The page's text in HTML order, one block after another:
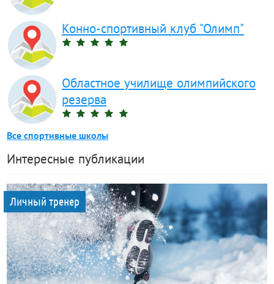
Конно-спортивный клуб "Олимп"
Областное училище олимпийского
резерва
Все спортивные школы
Интересные публикации
Личный тренер